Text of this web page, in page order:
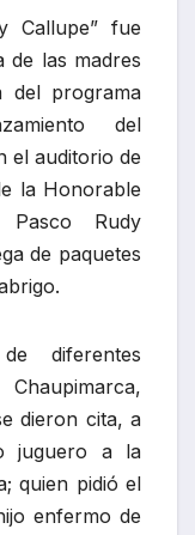
Callupe” fue
de las madres
del programa
del
el auditorio de
la Honorable
Pasco Rudy
de paquetes
diferentes
dieron cita, a
juguero a la
quien pidió el
enfermo de